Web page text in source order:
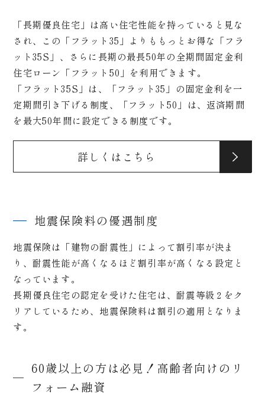
「長期優良住宅」は高い住宅性能を持っていると見な
され、この「フラット35」よりももっとお得な「フラ
ット35S」、さらに長期の最長50年の全期間固定金利
住宅ローン「フラット50」を利用できます。
「フラット35S」は、「フラット35」の固定金利を一
定期間引き下げる制度、「フラット50」は、返済期間
を最大50年間に設定できる制度です。
詳しくはこちら
地震保険料の優遇制度
地震保険は「建物の耐震性」によって割引率が決ま
り、耐震性能が高くなるほど割引率が高くなる設定と
なっています。
長期優良住宅の認定を受けた住宅は、耐震等級２をク
リアしているため、地震保険料は割引の適用となりま
す。
60歳以上の方は必見！高齢者向けのリ
フォーム融資